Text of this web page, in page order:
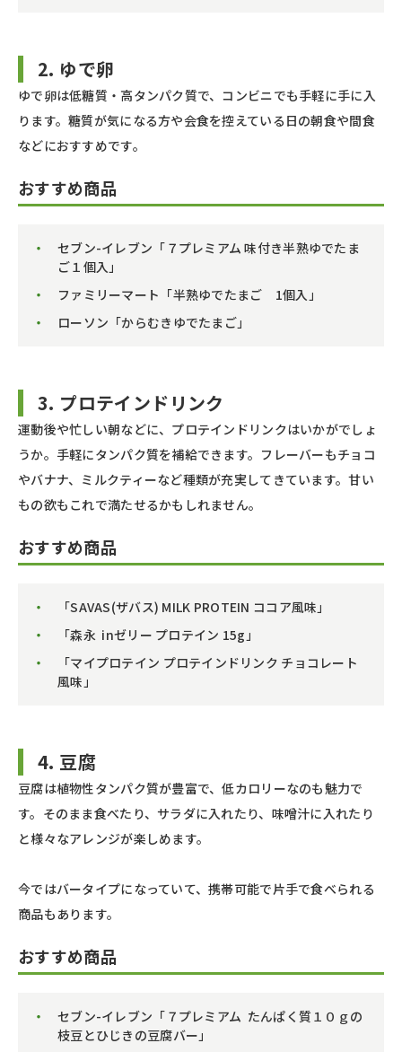
2. ゆで卵
ゆで卵は低糖質・高タンパク質で、コンビニでも手軽に手に入
ります。糖質が気になる方や会食を控えている日の朝食や間食
などにおすすめです。
おすすめ商品
セブン-イレブン「７プレミアム 味付き半熟ゆでたま
ご１個入」
ファミリーマート「半熟ゆでたまご 1個入」
ローソン「からむきゆでたまご」
3. プロテインドリンク
運動後や忙しい朝などに、プロテインドリンクはいかがでしょ
うか。手軽にタンパク質を補給できます。フレーバーもチョコ
やバナナ、ミルクティーなど種類が充実してきています。甘い
もの欲もこれで満たせるかもしれません。
おすすめ商品
「SAVAS(ザバス) MILK PROTEIN ココア風味」
「森永 inゼリー プロテイン 15g」
「マイプロテイン プロテインドリンク チョコレート
風味」
4. 豆腐
豆腐は植物性タンパク質が豊富で、低カロリーなのも魅力で
す。そのまま食べたり、サラダに入れたり、味噌汁に入れたり
と様々なアレンジが楽しめます。
今ではバータイプになっていて、携帯可能で片手で食べられる
商品もあります。
おすすめ商品
セブン-イレブン「７プレミアム たんぱく質１０ｇの
枝豆とひじきの豆腐バー」